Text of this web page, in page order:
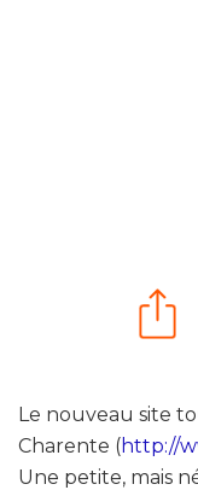
Le nouveau site
Charente (http://
Une petite, mais